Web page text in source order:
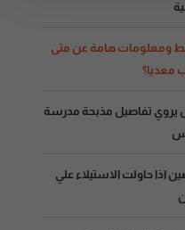
ومعلومات هامة عن متى
معديا؟
تفاصيل مذبحة مدرسة
اذا حاولت الاستيلاء علي